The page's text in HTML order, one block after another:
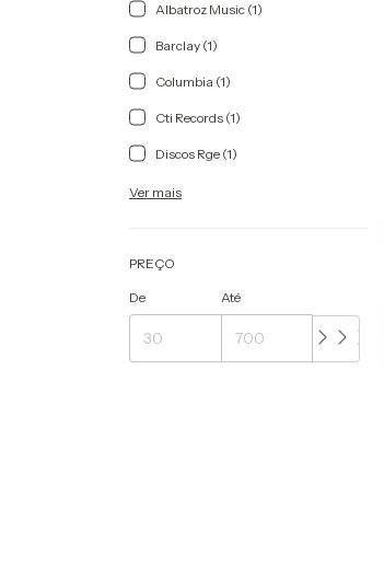
Albatroz Music (1)
Barclay (1)
Columbia (1)
Cti Records (1)
Discos Rge (1)
Ver mais
PREÇO
De Até